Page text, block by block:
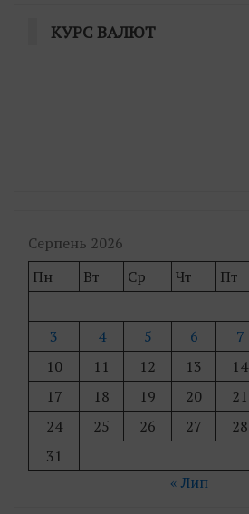
КУРС ВАЛЮТ
Серпень 2026
Пн
Вт Ср Чт Пт
3
4 5 6 7
10
11 12 13 14
17
18 19 20 21
24
25 26 27 28
31
« Лип